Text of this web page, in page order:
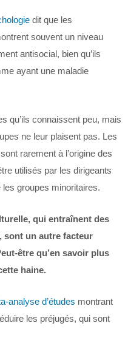
dit que les
souvent un niveau
antisocial, bien qu’ils
ayant une maladie
qu’ils connaissent peu, mais
ne leur plaisent pas. Les
rarement à l’origine des
utilisés par les dirigeants
les groupes minoritaires.
qui entraînent des
sont un autre facteur
être qu’en savoir plus
haine.
analyse d’études montrant
les préjugés, qui sont